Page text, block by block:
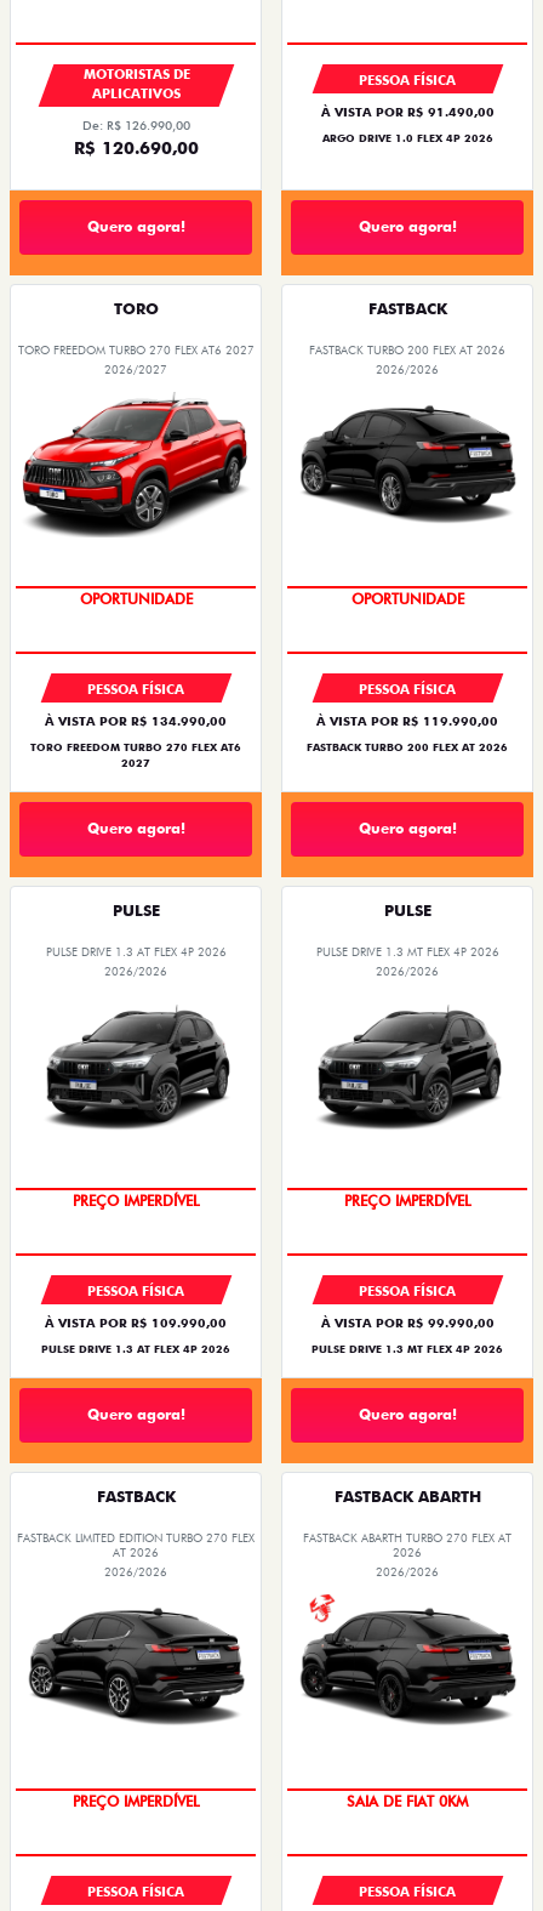
MOTORISTAS DE
APLICATIVOS
De: R$ 126.990,00
R$ 120.690,00
Quero agora!
PESSOA FÍSICA
À VISTA POR R$ 91.490,00
ARGO DRIVE 1.0 FLEX 4P 2026
Quero agora!
TORO
TORO FREEDOM TURBO 270 FLEX AT6 2027
2026/2027
SUPERVALORIZAÇÃO DO USADO
PESSOA FÍSICA
À VISTA POR R$ 134.990,00
TORO FREEDOM TURBO 270 FLEX AT6
2027
Quero agora!
FASTBACK
FASTBACK TURBO 200 FLEX AT 2026
2026/2026
OPORTUNIDADE
PESSOA FÍSICA
À VISTA POR R$ 119.990,00
FASTBACK TURBO 200 FLEX AT 2026
Quero agora!
PULSE
PULSE DRIVE 1.3 AT FLEX 4P 2026
2026/2026
O SUV AUTOMÁTICO MAIS
PESSOA FÍSICA
À VISTA POR R$ 109.990,00
PULSE DRIVE 1.3 AT FLEX 4P 2026
Quero agora!
PULSE
PULSE DRIVE 1.3 MT FLEX 4P 2026
2026/2026
OPORTUNIDADE
PESSOA FÍSICA
À VISTA POR R$ 99.990,00
PULSE DRIVE 1.3 MT FLEX 4P 2026
Quero agora!
FASTBACK
FASTBACK LIMITED EDITION TURBO 270 FLEX
AT 2026
2026/2026
COM USADO NA TROCA
PESSOA FÍSICA
FASTBACK ABARTH
FASTBACK ABARTH TURBO 270 FLEX AT
2026
2026/2026
PREÇO IMPERDÍVEL
PESSOA FÍSICA